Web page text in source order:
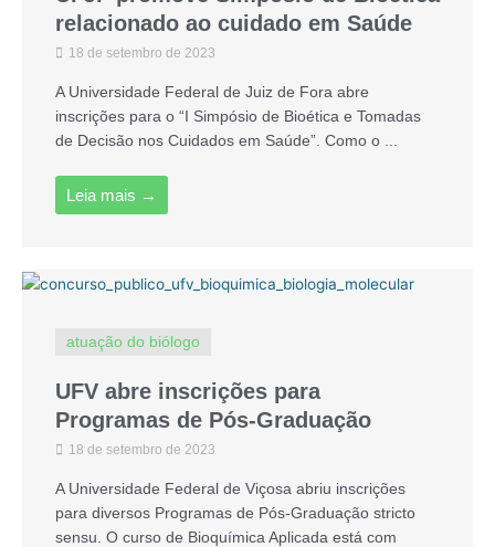
relacionado ao cuidado em Saúde
18 de setembro de 2023
A Universidade Federal de Juiz de Fora abre
inscrições para o “I Simpósio de Bioética e Tomadas
de Decisão nos Cuidados em Saúde”. Como o ...
Leia mais →
atuação do biólogo
UFV abre inscrições para
Programas de Pós-Graduação
18 de setembro de 2023
A Universidade Federal de Viçosa abriu inscrições
para diversos Programas de Pós-Graduação stricto
sensu. O curso de Bioquímica Aplicada está com